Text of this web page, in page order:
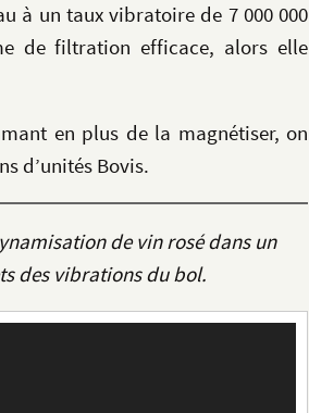
à un taux vibratoire de 7 000 000
de filtration efficace, alors elle
en plus de la magnétiser, on
d’unités Bovis.
de vin rosé dans un
des vibrations du bol.